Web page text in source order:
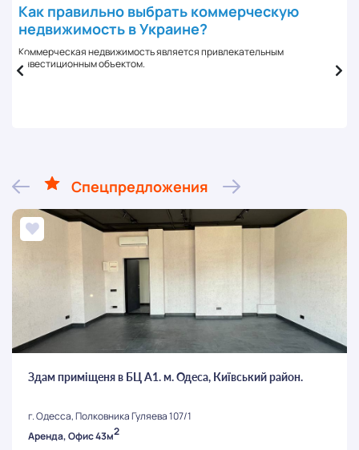
Как правильно выбрать коммерческую
недвижимость в Украине?
Коммерческая недвижимость является привлекательным
инвестиционным объектом.
Спецпредложения
Здам приміщеня в БЦ А1. м. Одеса, Київський район.
г. Одесса, Полковника Гуляева 107/1
Аренда, Офис 43м2